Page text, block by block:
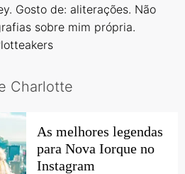
Gosto de: aliterações. Não
sobre mim própria.
Charlotte
As melhores legendas
para Nova Iorque no
Instagram